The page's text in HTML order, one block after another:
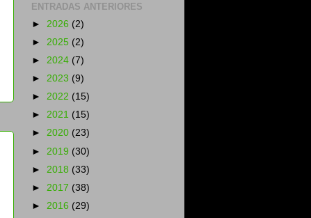
ENTRADAS ANTERIORES
► 2026 (2)
► 2025 (2)
► 2024 (7)
► 2023 (9)
► 2022 (15)
► 2021 (15)
► 2020 (23)
► 2019 (30)
► 2018 (33)
► 2017 (38)
► 2016 (29)